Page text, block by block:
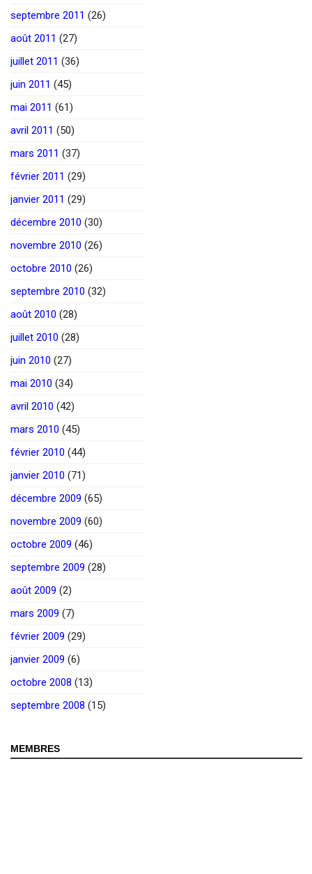
septembre 2011 (26)
août 2011 (27)
juillet 2011 (36)
juin 2011 (45)
mai 2011 (61)
avril 2011 (50)
mars 2011 (37)
février 2011 (29)
janvier 2011 (29)
décembre 2010 (30)
novembre 2010 (26)
octobre 2010 (26)
septembre 2010 (32)
août 2010 (28)
juillet 2010 (28)
juin 2010 (27)
mai 2010 (34)
avril 2010 (42)
mars 2010 (45)
février 2010 (44)
janvier 2010 (71)
décembre 2009 (65)
novembre 2009 (60)
octobre 2009 (46)
septembre 2009 (28)
août 2009 (2)
mars 2009 (7)
février 2009 (29)
janvier 2009 (6)
octobre 2008 (13)
septembre 2008 (15)
MEMBRES